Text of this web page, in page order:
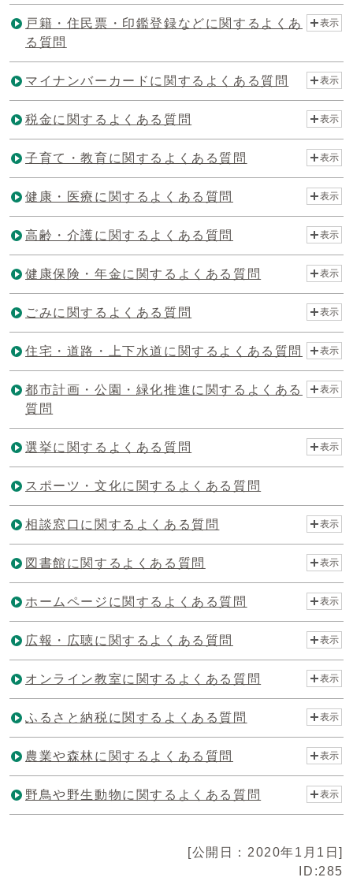
戸籍・住民票・印鑑登録などに関するよくあ
る質問
表示
マイナンバーカードに関するよくある質問 表示
税金に関するよくある質問 表示
子育て・教育に関するよくある質問 表示
健康・医療に関するよくある質問 表示
高齢・介護に関するよくある質問 表示
健康保険・年金に関するよくある質問 表示
ごみに関するよくある質問 表示
住宅・道路・上下水道に関するよくある質問 表示
都市計画・公園・緑化推進に関するよくある
質問
表示
選挙に関するよくある質問 表示
スポーツ・文化に関するよくある質問
相談窓口に関するよくある質問 表示
図書館に関するよくある質問 表示
ホームページに関するよくある質問 表示
広報・広聴に関するよくある質問 表示
オンライン教室に関するよくある質問 表示
ふるさと納税に関するよくある質問 表示
農業や森林に関するよくある質問 表示
野鳥や野生動物に関するよくある質問 表示
[公開日：2020年1月1日]
ID:285